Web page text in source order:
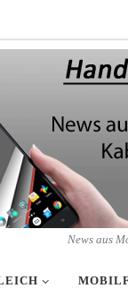
News aus